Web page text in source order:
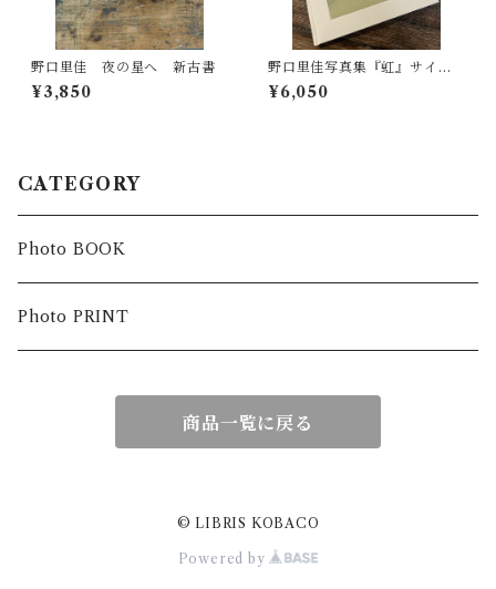
野口里佳 夜の星へ 新古書
¥3,850
野口里佳写真集『虹』サイン
入り
¥6,050
CATEGORY
Photo BOOK
Photo PRINT
商品一覧に戻る
© LIBRIS KOBACO
Powered by